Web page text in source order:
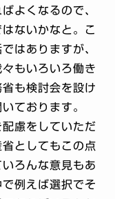
よくなるので、
ないかなと。こ
はありますが、
もいろいろ働き
も検討会を設け
ております。
慮をしていただ
としてもこの点
ろんな意見もあ
例えば選択でそ